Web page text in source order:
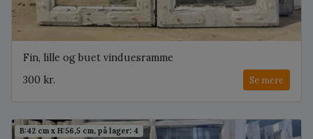
Fin, lille og buet vinduesramme
300 kr.
Se mere
B:42 cm x H:56,5 cm, på lager: 4